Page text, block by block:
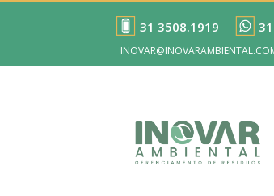
31 3508.1919